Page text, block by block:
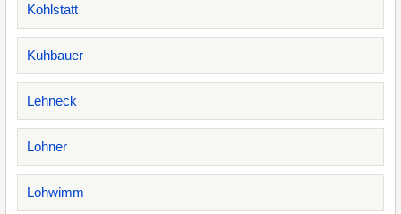
Kohlstatt
Kuhbauer
Lehneck
Lohner
Lohwimm